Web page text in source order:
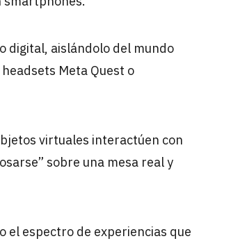
digital, aislándolo del mundo
Meta Quest o
virtuales interactúen con
sobre una mesa real y
el espectro de experiencias que